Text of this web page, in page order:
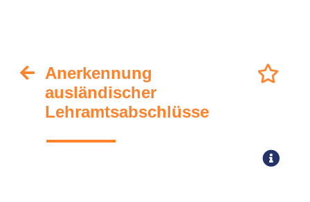
Anerkennung
ausländischer
Lehramtsabschlüsse